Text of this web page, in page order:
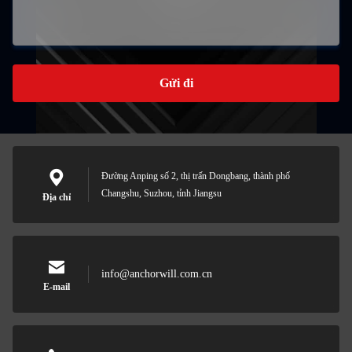
Gửi đi
Địa chỉ
Đường Anping số 2, thị trấn Dongbang, thành phố
Changshu, Suzhou, tỉnh Jiangsu
E-mail
info@anchorwill.com.cn